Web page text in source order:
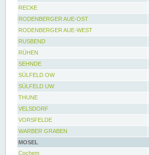
RECKE
RODENBERGER AUE-OST
RODENBERGER AUE-WEST
RUSBEND
RÜHEN
SEHNDE
SÜLFELD OW
SÜLFELD UW
THUNE
VELSDORF
VORSFELDE
WARBER GRABEN
MOSEL
Cochem